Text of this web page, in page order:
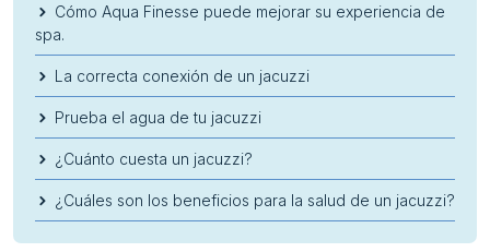
Cómo Aqua Finesse puede mejorar su experiencia de
spa.
La correcta conexión de un jacuzzi
Prueba el agua de tu jacuzzi
¿Cuánto cuesta un jacuzzi?
¿Cuáles son los beneficios para la salud de un jacuzzi?